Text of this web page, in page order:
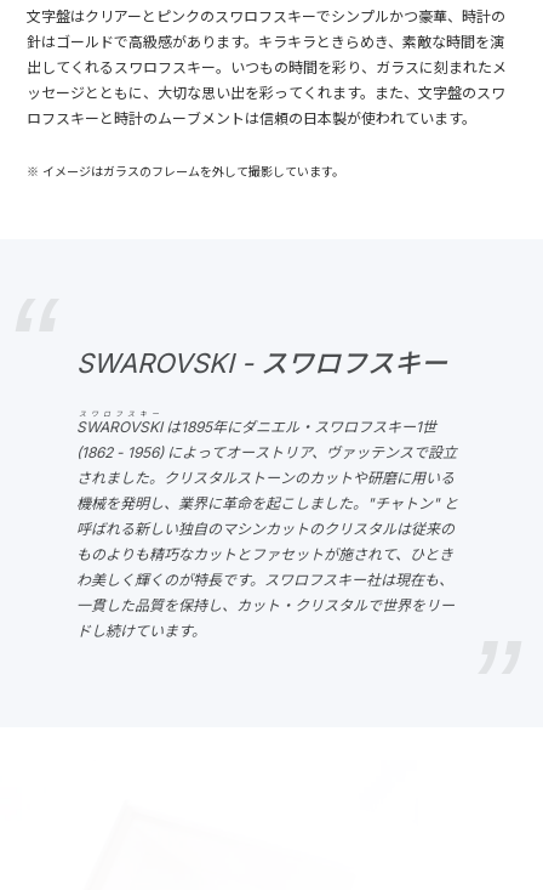
文字盤はクリアーとピンクのスワロフスキーでシンプルかつ豪華、時計の
針はゴールドで高級感があります。キラキラときらめき、素敵な時間を演
出してくれるスワロフスキー。いつもの時間を彩り、ガラスに刻まれたメ
ッセージとともに、大切な思い出を彩ってくれます。また、文字盤のスワ
ロフスキーと時計のムーブメントは信頼の日本製が使われています。
※ イメージはガラスのフレームを外して撮影しています。
SWAROVSKI - スワロフスキー
SWAROVSKI
スワロフスキー
は1895年にダニエル・スワロフスキー1世
(1862 - 1956) によってオーストリア、ヴァッテンスで設立
されました。クリスタルストーンのカットや研磨に用いる
機械を発明し、業界に革命を起こしました。"チャトン" と
呼ばれる新しい独自のマシンカットのクリスタルは従来の
ものよりも精巧なカットとファセットが施されて、ひとき
わ美しく輝くのが特長です。スワロフスキー社は現在も、
一貫した品質を保持し、カット・クリスタルで世界をリー
ドし続けています。